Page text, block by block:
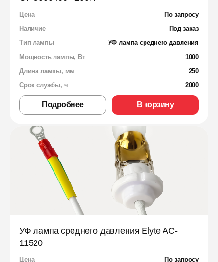
Цена
По запросу
Наличие
Под заказ
Тип лампы
УФ лампа среднего давления
Мощность лампы, Вт
1000
Длина лампы, мм
250
Срок службы, ч
2000
Подробнее В корзину
УФ лампа среднего давления Elyte AC-
11520
Цена
По запросу